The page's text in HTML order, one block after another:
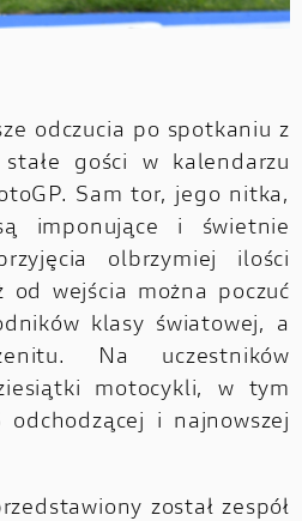
odczucia po spotkaniu z
gości w kalendarzu
Sam tor, jego nitka,
imponujące i świetnie
olbrzymiej ilości
od wejścia można poczuć
klasy światowej, a
Na uczestników
motocykli, w tym
i najnowszej
został zespół